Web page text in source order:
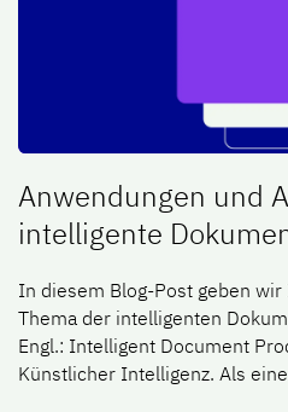
Anwendungen und
intelligente
In diesem Blog-Post geben
Thema der intelligenten
Engl.: Intelligent Document
Künstlicher Intelligenz. Als